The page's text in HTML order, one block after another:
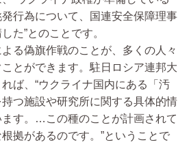
発行為について、国連安全保障理事
た”とのことです。
る偽旗作戦のことが、多くの人々
とができます。駐日ロシア連邦大
ば、“ウクライナ国内にある「汚
つ施設や研究所に関する具体的情
す。…この種のことが計画されて
拠があるのです。”ということで